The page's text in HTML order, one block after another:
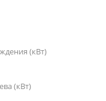
(кВт)
(кВт)